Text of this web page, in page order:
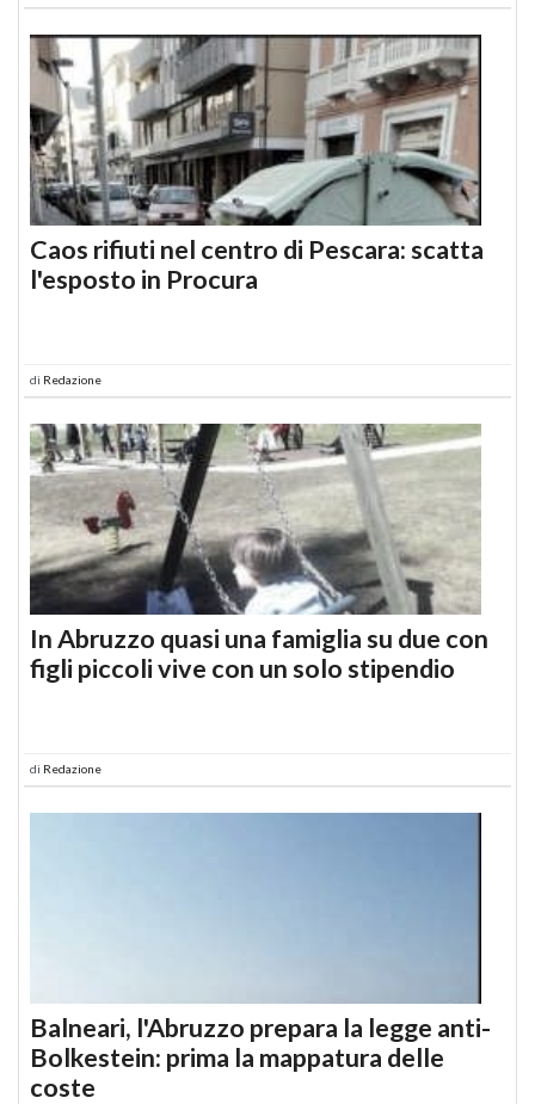
Caos rifiuti nel centro di Pescara: scatta
l'esposto in Procura
di Redazione
In Abruzzo quasi una famiglia su due con
figli piccoli vive con un solo stipendio
di Redazione
Balneari, l'Abruzzo prepara la legge anti-
Bolkestein: prima la mappatura delle
coste